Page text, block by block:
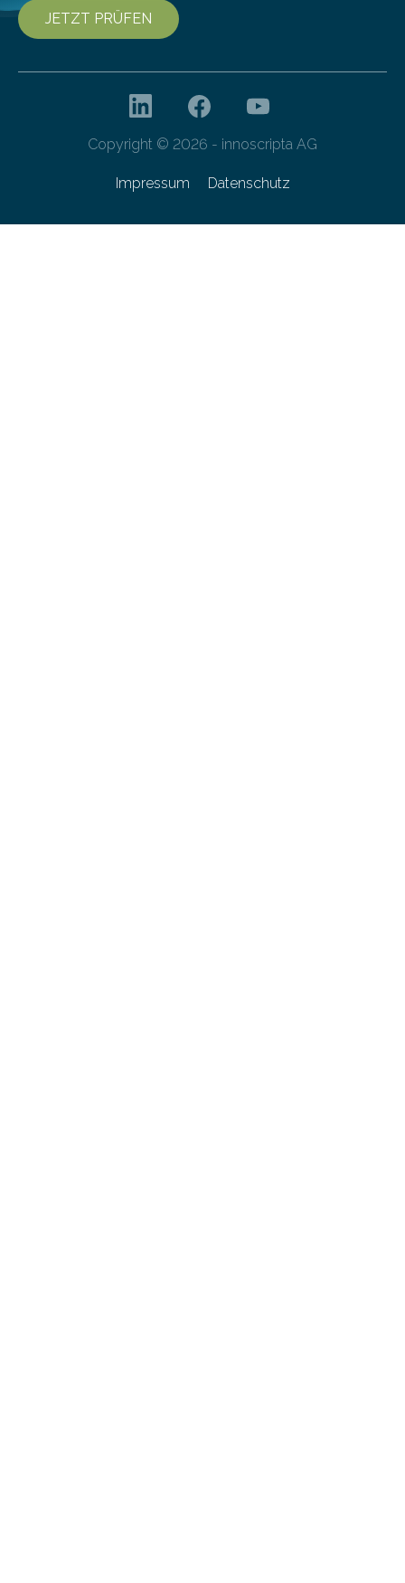
JETZT PRÜFEN
Copyright © 2026 - innoscripta AG
Impressum Datenschutz